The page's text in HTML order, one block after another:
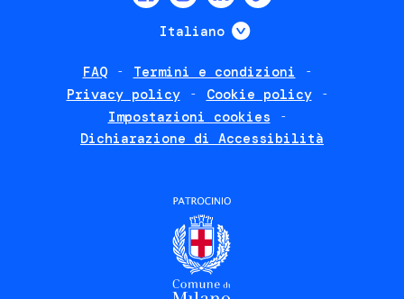
Italiano Mostra ulteriori
FAQ
Termini e condizioni
Privacy policy
Cookie policy
Impostazioni cookies
Dichiarazione di Accessibilità